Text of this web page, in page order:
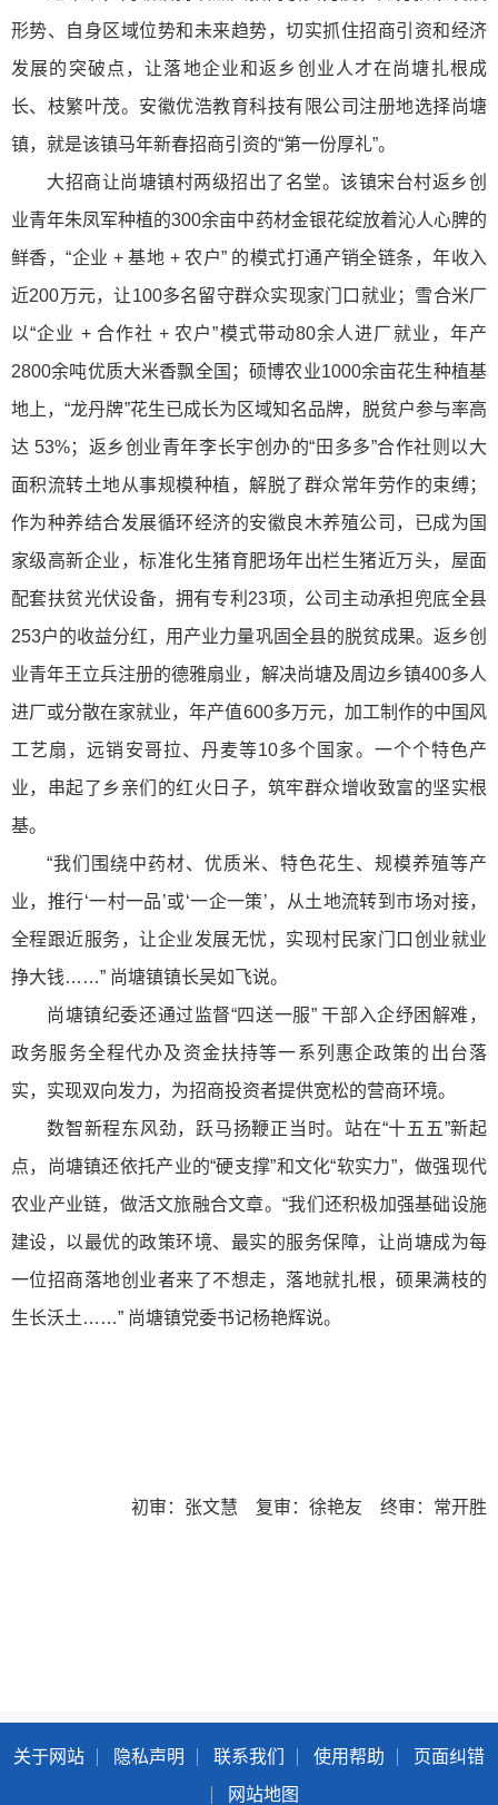
形势、自身区域位势和未来趋势，切实抓住招商引资和经济
发展的突破点，让落地企业和返乡创业人才在尚塘扎根成
长、枝繁叶茂。安徽优浩教育科技有限公司注册地选择尚塘
镇，就是该镇马年新春招商引资的“第一份厚礼”。
大招商让尚塘镇村两级招出了名堂。该镇宋台村返乡创
业青年朱凤军种植的300余亩中药材金银花绽放着沁人心脾的
鲜香，“企业 + 基地 + 农户” 的模式打通产销全链条，年收入
近200万元，让100多名留守群众实现家门口就业；雪合米厂
以“企业 + 合作社 + 农户”模式带动80余人进厂就业，年产
2800余吨优质大米香飘全国；硕博农业1000余亩花生种植基
地上，“龙丹牌”花生已成长为区域知名品牌，脱贫户参与率高
达 53%；返乡创业青年李长宇创办的“田多多”合作社则以大
面积流转土地从事规模种植，解脱了群众常年劳作的束缚；
作为种养结合发展循环经济的安徽良木养殖公司，已成为国
家级高新企业，标准化生猪育肥场年出栏生猪近万头，屋面
配套扶贫光伏设备，拥有专利23项，公司主动承担兜底全县
253户的收益分红，用产业力量巩固全县的脱贫成果。返乡创
业青年王立兵注册的德雅扇业，解决尚塘及周边乡镇400多人
进厂或分散在家就业，年产值600多万元，加工制作的中国风
工艺扇，远销安哥拉、丹麦等10多个国家。一个个特色产
业，串起了乡亲们的红火日子，筑牢群众增收致富的坚实根
基。
“我们围绕中药材、优质米、特色花生、规模养殖等产
业，推行‘一村一品’或‘一企一策’，从土地流转到市场对接，
全程跟近服务，让企业发展无忧，实现村民家门口创业就业
挣大钱……” 尚塘镇镇长吴如飞说。
尚塘镇纪委还通过监督“四送一服” 干部入企纾困解难，
政务服务全程代办及资金扶持等一系列惠企政策的出台落
实，实现双向发力，为招商投资者提供宽松的营商环境。
数智新程东风劲，跃马扬鞭正当时。站在“十五五”新起
点，尚塘镇还依托产业的“硬支撑”和文化“软实力”，做强现代
农业产业链，做活文旅融合文章。“我们还积极加强基础设施
建设，以最优的政策环境、最实的服务保障，让尚塘成为每
一位招商落地创业者来了不想走，落地就扎根，硕果满枝的
生长沃土……” 尚塘镇党委书记杨艳辉说。
初审：张文慧 复审：徐艳友 终审：常开胜
关于网站 隐私声明 联系我们 使用帮助
页面纠错
网站地图